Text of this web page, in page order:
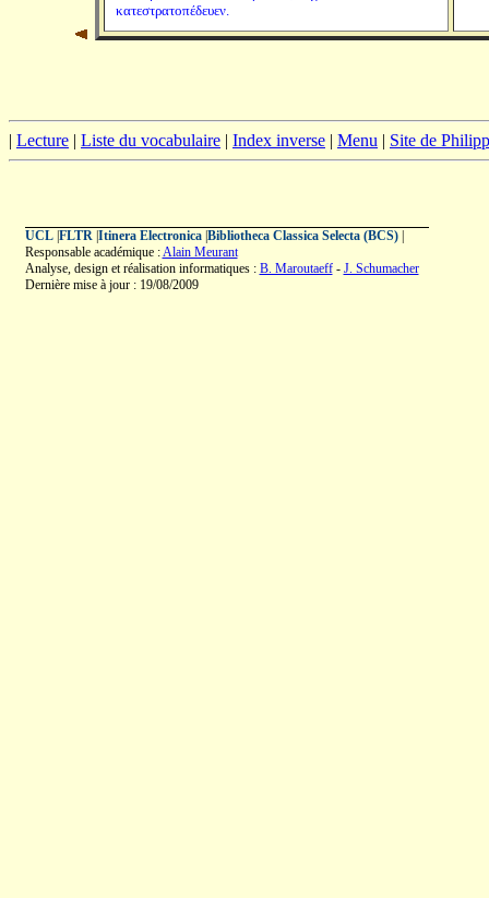
κατεστρατοπέδευεν.
| Lecture | Liste du vocabulaire | Index inverse | Menu | Site de
UCL| FLTR| Itinera Electronica| Bibliotheca Classica Selecta (BCS)|
Responsable académique :Alain Meurant
Analyse, design et réalisation informatiques : B. Maroutaeff- J. Schumacher
Dernière mise à jour : 19/08/2009